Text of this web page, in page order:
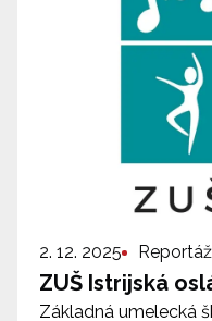
2. 12. 2025
ZUŠ Istrijská
Základná umelecká